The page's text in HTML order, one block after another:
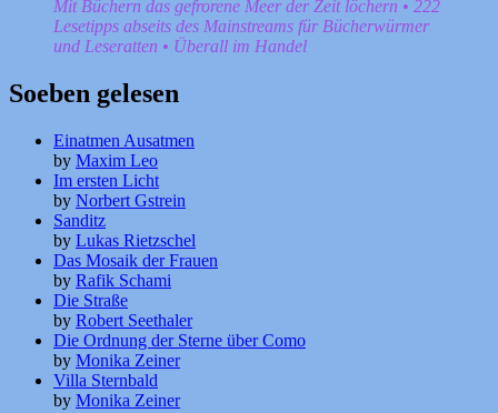
Mit Büchern das gefrorene Meer der Zeit löchern • 222
Lesetipps abseits des Mainstreams für Bücherwürmer
und Leseratten • Überall im Handel
Soeben gelesen
Einatmen Ausatmen
by Maxim Leo
Im ersten Licht
by Norbert Gstrein
Sanditz
by Lukas Rietzschel
Das Mosaik der Frauen
by Rafik Schami
Die Straße
by Robert Seethaler
Die Ordnung der Sterne über Como
by Monika Zeiner
Villa Sternbald
by Monika Zeiner